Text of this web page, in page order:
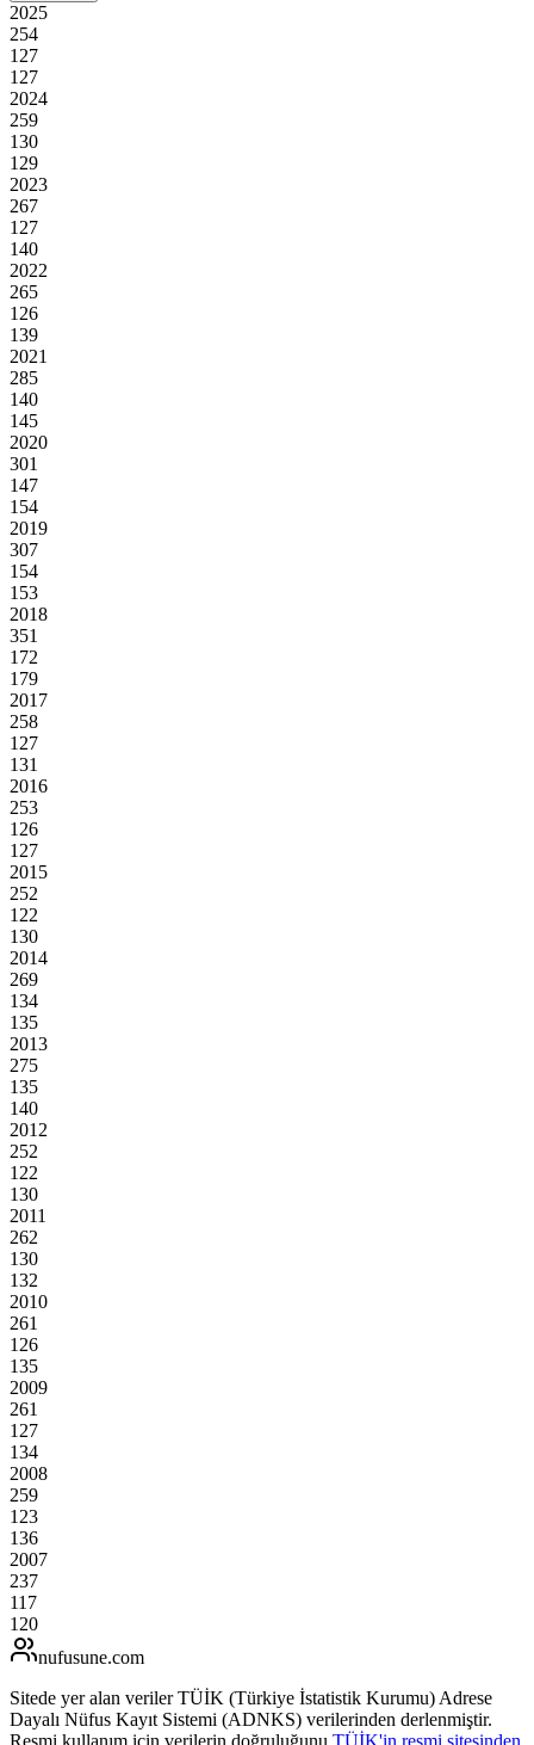
2025
254
127
127
2024
259
130
129
2023
267
127
140
2022
265
126
139
2021
285
140
145
2020
301
147
154
2019
307
154
153
2018
351
172
179
2017
258
127
131
2016
253
126
127
2015
252
122
130
2014
269
134
135
2013
275
135
140
2012
252
122
130
2011
262
130
132
2010
261
126
135
2009
261
127
134
2008
259
123
136
2007
237
117
120
nufusune.com
Sitede yer alan veriler TÜİK (Türkiye İstatistik Kurumu) Adrese
Dayalı Nüfus Kayıt Sistemi (ADNKS) verilerinden derlenmiştir.
Resmi kullanım için verilerin doğruluğunu TÜİK'in resmi sitesinden